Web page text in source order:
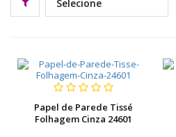
Papel de Parede Tissé
Folhagem Cinza 24601